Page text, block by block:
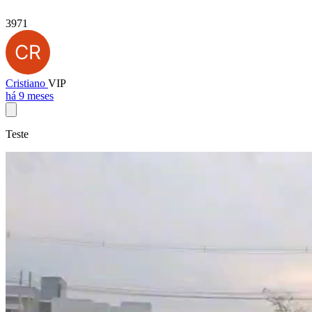
3971
Cristiano VIP
há 9 meses
Teste